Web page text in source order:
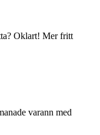
Oklart! Mer fritt
varann med